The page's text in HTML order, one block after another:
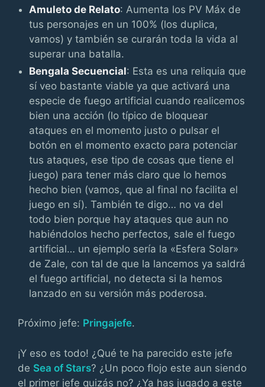
Amuleto de Relato: Aumenta los PV Máx de
tus personajes en un 100% (los duplica,
vamos) y también se curarán toda la vida al
superar una batalla.
Bengala Secuencial: Esta es una reliquia que
sí veo bastante viable ya que activará una
especie de fuego artificial cuando realicemos
bien una acción (lo típico de bloquear
ataques en el momento justo o pulsar el
botón en el momento exacto para potenciar
tus ataques, ese tipo de cosas que tiene el
juego) para tener más claro que lo hemos
hecho bien (vamos, que al final no facilita el
juego en sí). También te digo… no va del
todo bien porque hay ataques que aun no
habiéndolos hecho perfectos, sale el fuego
artificial… un ejemplo sería la «Esfera Solar»
de Zale, con tal de que la lancemos ya saldrá
el fuego artificial, no detecta si la hemos
lanzado en su versión más poderosa.
Próximo jefe: Pringajefe.
¡Y eso es todo! ¿Qué te ha parecido este jefe
de Sea of Stars? ¿Un poco flojo este aun siendo
el primer jefe quizás no? ¿Ya has jugado a este